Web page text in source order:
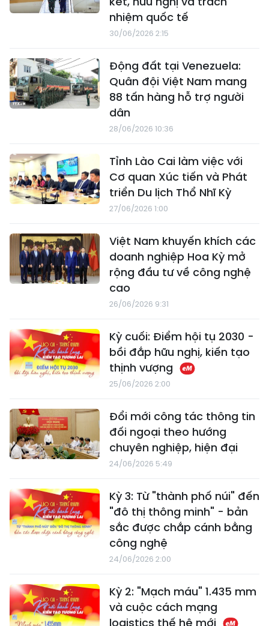
nhiệm quốc tế
30/06/2026 2:15
Động đất tại Venezuela:
Quân đội Việt Nam mang
88 tấn hàng hỗ trợ người
dân
28/06/2026 10:36
Tỉnh Lào Cai làm việc với
Cơ quan Xúc tiến và Phát
triển Du lịch Thổ Nhĩ Kỳ
27/06/2026 1:00
Việt Nam khuyến khích các
doanh nghiệp Hoa Kỳ mở
rộng đầu tư về công nghệ
cao
26/06/2026 9:31
Kỳ cuối: Điểm hội tụ 2030 -
bồi đắp hữu nghị, kiến tạo
thịnh vượng
25/06/2026 2:00
Đổi mới công tác thông tin
đối ngoại theo hướng
chuyên nghiệp, hiện đại
24/06/2026 5:49
Kỳ 3: Từ "thành phố núi" đến
"đô thị thông minh" - bản
sắc được chắp cánh bằng
công nghệ
24/06/2026 2:00
Kỳ 2: "Mạch máu" 1.435 mm
và cuộc cách mạng
logistics thế hệ mới